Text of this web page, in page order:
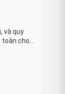
và quy
toàn cho